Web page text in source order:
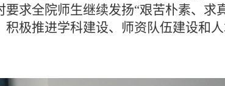
要求全院师生继续发扬“艰苦朴素、求
积极推进学科建设、师资队伍建设和人